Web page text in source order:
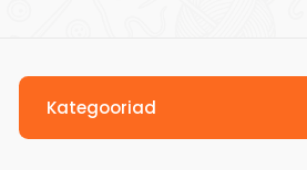
Kategooriad